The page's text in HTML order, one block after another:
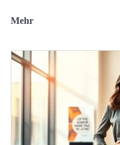
Mehr